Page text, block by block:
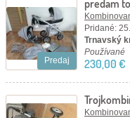
Predaj
predam
Pridané:
Trnavský
Používané
230,00 €